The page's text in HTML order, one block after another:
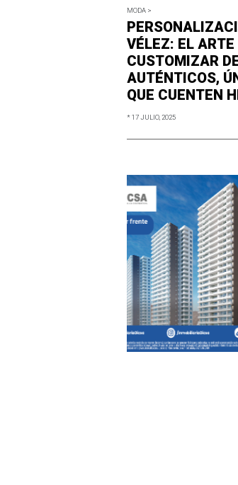
MODA >
VÉLEZ: EL ARTE
CUSTOMIZAR
AUTÉNTICOS,
QUE CUENTEN
* 17 JULIO, 2025